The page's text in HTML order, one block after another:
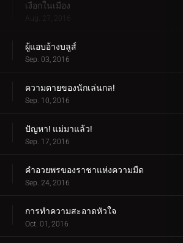
เงือกในเมือง
Aug. 27, 2016
ผู้แอบอ้างบลูส์
Sep. 03, 2016
ความตายของนักเล่นกล!
Sep. 10, 2016
ปัญหา! แม่มาแล้ว!
Sep. 17, 2016
คำอวยพรของราชาแห่งความมืด
Sep. 24, 2016
การทำความสะอาดหัวใจ
Oct. 01, 2016